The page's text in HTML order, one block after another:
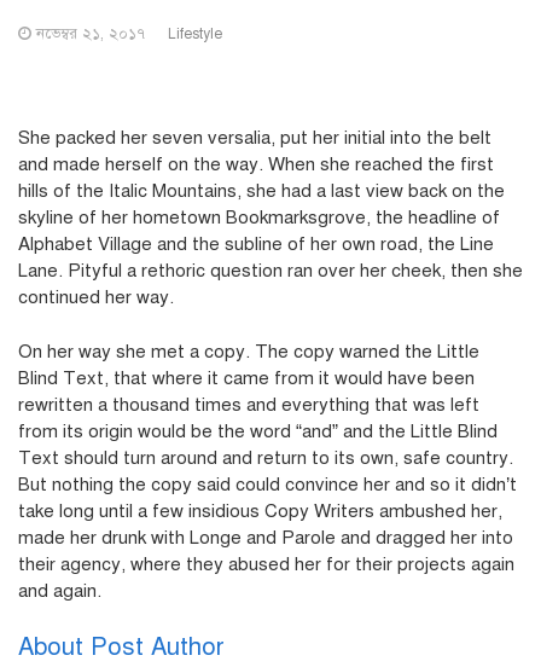
নভেম্বর ২১, ২০১৭ Lifestyle
She packed her seven versalia, put her initial into the belt
and made herself on the way. When she reached the first
hills of the Italic Mountains, she had a last view back on the
skyline of her hometown Bookmarksgrove, the headline of
Alphabet Village and the subline of her own road, the Line
Lane. Pityful a rethoric question ran over her cheek, then she
continued her way.
On her way she met a copy. The copy warned the Little
Blind Text, that where it came from it would have been
rewritten a thousand times and everything that was left
from its origin would be the word “and” and the Little Blind
Text should turn around and return to its own, safe country.
But nothing the copy said could convince her and so it didn’t
take long until a few insidious Copy Writers ambushed her,
made her drunk with Longe and Parole and dragged her into
their agency, where they abused her for their projects again
and again.
About Post Author